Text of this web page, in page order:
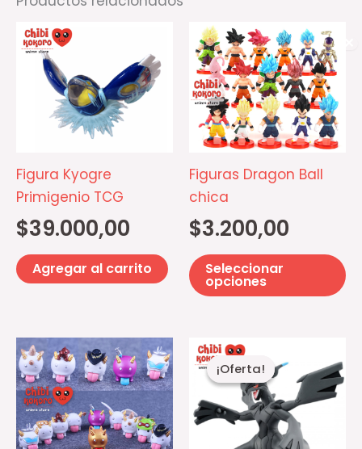
Figura Kyogre
Primigenio TCG
$39.000,00
Agregar al carrito
Figuras Dragon Ball
chica
$3.200,00
Seleccionar
opciones
la
Este
producto
tiene
múltiples
variantes.
¡Oferta!
¡Oferta!
precio
original
era:
precio
actual
es: